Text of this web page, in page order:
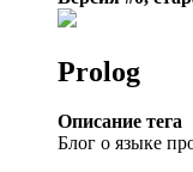
Prolog
Описание тега
Блог о языке